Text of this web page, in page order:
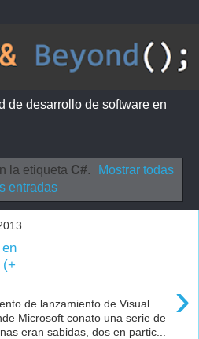
de desarrollo de software en
la etiqueta C#.
Mostrar todas
entradas
(+
›
de lanzamiento de Visual
Microsoft conato una serie de
eran sabidas, dos en partic...